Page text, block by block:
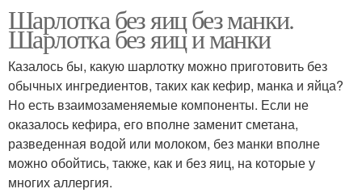
Шарлотка без яиц без манки.
Шарлотка без яиц и манки
Казалось бы, какую шарлотку можно приготовить без
обычных ингредиентов, таких как кефир, манка и яйца?
Но есть взаимозаменяемые компоненты. Если не
оказалось кефира, его вполне заменит сметана,
разведенная водой или молоком, без манки вполне
можно обойтись, также, как и без яиц, на которые у
многих аллергия.